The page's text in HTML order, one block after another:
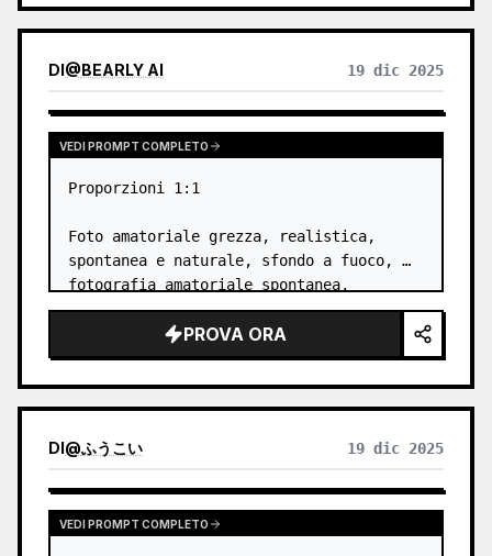
    "pose": {
"sdraiata_prona_sul_letto",
DI@BEARLY AI 19 dic 2025
VEDI PROMPT COMPLETO
Proporzioni 1:1
Foto amatoriale grezza, realistica,
spontanea e naturale, sfondo a fuoco,
fotografia amatoriale spontanea,
scattata con Samsung Galaxy S21 Ultra ,
fotografia amatoriale spontanea da
smartphone, obiettivo…
PROVA ORA
DI@ふうこい 19 dic 2025
VEDI PROMPT COMPLETO